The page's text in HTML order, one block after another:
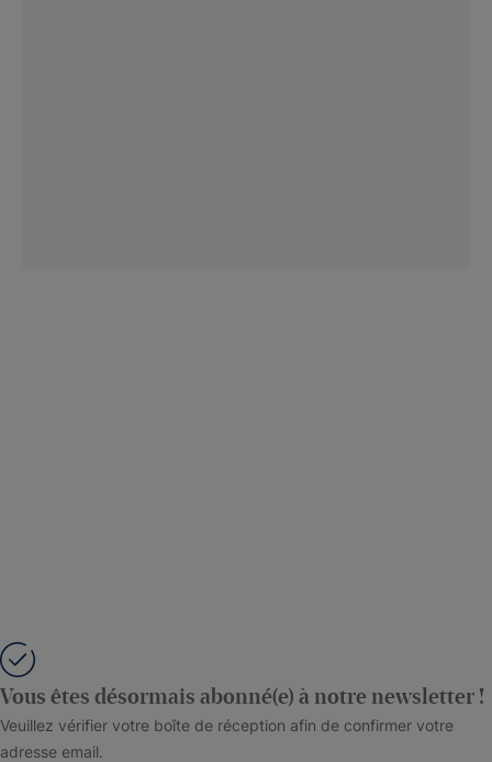
Vous êtes désormais abonné(e) à notre newsletter !
Veuillez vérifier votre boîte de réception afin de confirmer votre
adresse email.